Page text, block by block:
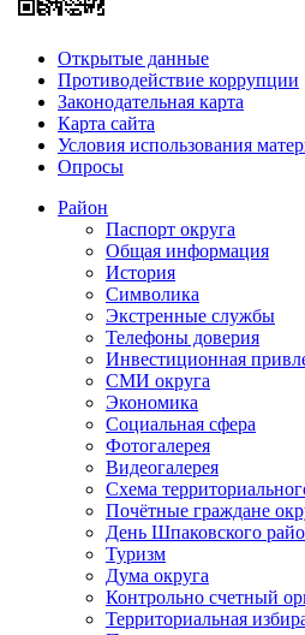
Открытые данные
Противодействие коррупции
Законодательная карта
Карта сайта
Условия использования
Опросы
Район
Паспорт округа
Общая информация
История
Символика
Экстренные службы
Телефоны доверия
Инвестиционная
СМИ округа
Экономика
Социальная сфера
Фотогалерея
Видеогалерея
Схема
Почётные граждане
День Шпаковского
Туризм
Дума округа
Контрольно счетный
Территориальная